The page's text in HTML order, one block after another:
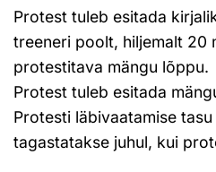
Protest tuleb esitada
treeneri poolt, hiljemalt 20
protestitava mängu lõppu.
Protest tuleb esitada
Protesti läbivaatamise
tagastatakse juhul, kui